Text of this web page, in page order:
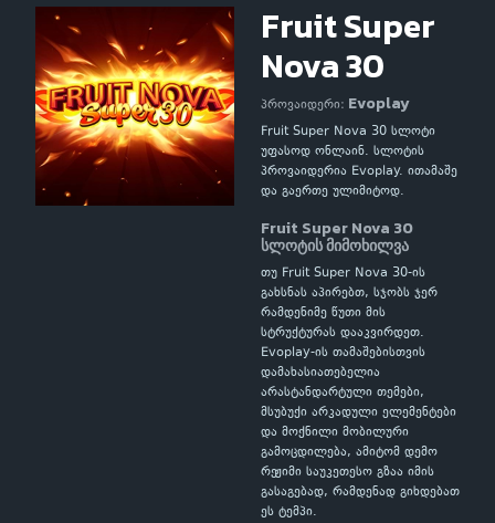
Fruit Super
Nova 30
პროვაიდერი: Evoplay
Fruit Super Nova 30 სლოტი
უფასოდ ონლაინ. სლოტის
პროვაიდერია Evoplay. ითამაშე
და გაერთე ულიმიტოდ.
Fruit Super Nova 30
სლოტის მიმოხილვა
თუ Fruit Super Nova 30-ის
გახსნას აპირებთ, სჯობს ჯერ
რამდენიმე წუთი მის
სტრუქტურას დააკვირდეთ.
Evoplay-ის თამაშებისთვის
დამახასიათებელია
არასტანდარტული თემები,
მსუბუქი არკადული ელემენტები
და მოქნილი მობილური
გამოცდილება, ამიტომ დემო
რეჟიმი საუკეთესო გზაა იმის
გასაგებად, რამდენად გიხდებათ
ეს ტემპი.